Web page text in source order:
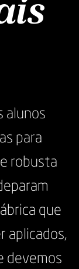
alunos
para
robusta
que
aplicados,
devemos